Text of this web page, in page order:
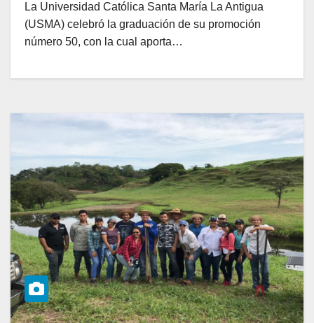
La Universidad Católica Santa María La Antigua
(USMA) celebró la graduación de su promoción
número 50, con la cual aporta…